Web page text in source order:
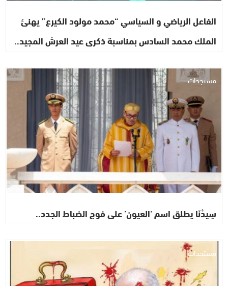
الفاعل الرياضي و السياسي “محمد مولود الكيرع” يهنئ
الملك محمد السادس بمناسبة ذكرى عيد العرش المجيد..
مستجدات
سِيدْنَا يطلق اسم ‘العيون’ على فوج الضباط الجدد..
مستجدات